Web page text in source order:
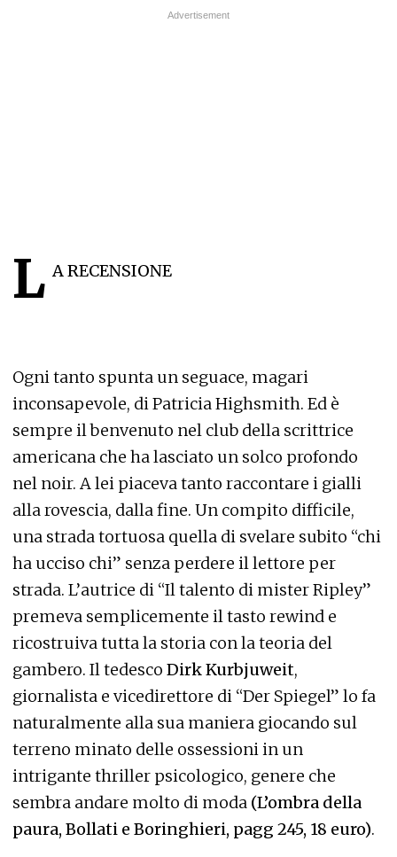
L A RECENSIONE
Ogni tanto spunta un seguace, magari
inconsapevole, di Patricia Highsmith. Ed è
sempre il benvenuto nel club della scrittrice
americana che ha lasciato un solco profondo
nel noir. A lei piaceva tanto raccontare i gialli
alla rovescia, dalla fine. Un compito difficile,
una strada tortuosa quella di svelare subito “chi
ha ucciso chi” senza perdere il lettore per
strada. L’autrice di “Il talento di mister Ripley”
premeva semplicemente il tasto rewind e
ricostruiva tutta la storia con la teoria del
gambero. Il tedesco Dirk Kurbjuweit,
giornalista e vicedirettore di “Der Spiegel” lo fa
naturalmente alla sua maniera giocando sul
terreno minato delle ossessioni in un
intrigante thriller psicologico, genere che
sembra andare molto di moda (L’ombra della
paura, Bollati e Boringhieri, pagg 245, 18 euro).